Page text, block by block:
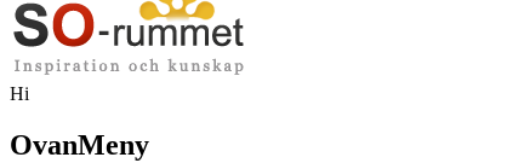
Hi
OvanMeny